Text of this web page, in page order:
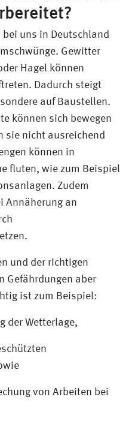
bei uns in Deutschland
Gewitter
Hagel können
Dadurch steigt
auf Baustellen.
können sich bewegen
sie nicht ausreichend
können in
fluten, wie zum Beispiel
Zudem
Annäherung an
und der richtigen
Gefährdungen aber
ist zum Beispiel:
der Wetterlage,
von Arbeiten bei